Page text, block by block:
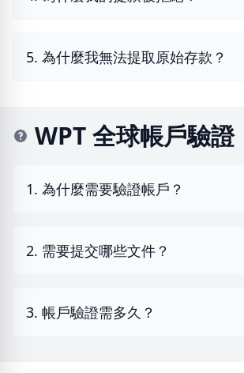
5. 為什麼我無法提取原始存款？
WPT 全球帳戶驗證
1. 為什麼需要驗證帳戶？
2. 需要提交哪些文件？
3. 帳戶驗證需多久？